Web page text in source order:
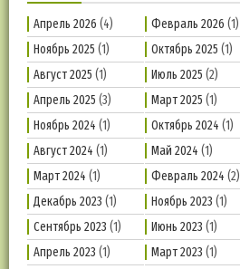
Апрель 2026 (4) Февраль 2026 (1)
Ноябрь 2025 (1) Октябрь 2025 (1)
Август 2025 (1) Июль 2025 (2)
Апрель 2025 (3) Март 2025 (1)
Ноябрь 2024 (1) Октябрь 2024 (1)
Август 2024 (1) Май 2024 (1)
Март 2024 (1) Февраль 2024 (2)
Декабрь 2023 (1) Ноябрь 2023 (1)
Сентябрь 2023 (1) Июнь 2023 (1)
Апрель 2023 (1) Март 2023 (1)